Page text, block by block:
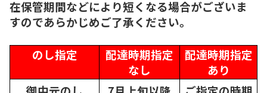
在保管期間などにより短くなる場合がございま
すのであらかじめご了承ください。
のし指定
配達時期指定
なし
配達時期指定
あり